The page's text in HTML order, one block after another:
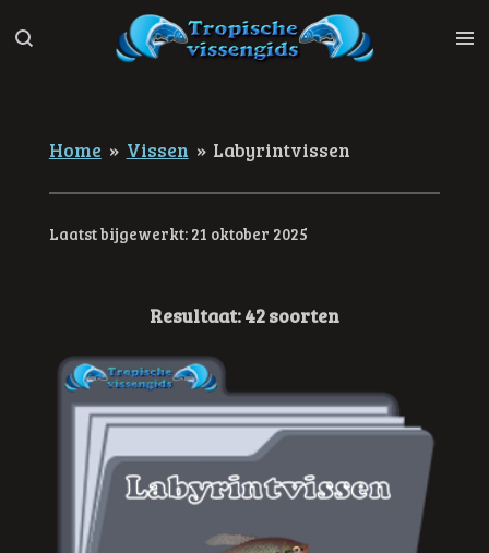
direct
Home » Vissen » Labyrintvissen
Laatst bijgewerkt: 21 oktober 2025
Resultaat: 42 soorten